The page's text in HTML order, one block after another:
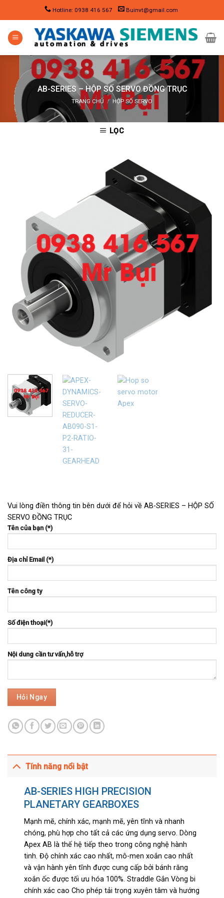
content
Hotline: 0938 416 567 Buinvt@gmail.com
AB-SERIES – HỘP SỐ SERVO ĐỒNG TRỤC
TRANG CHỦ / HỘP SỐ SERVO
LỌC
Vui lòng điền thông tin bên dưới để hỏi về AB-SERIES – HỘP SỐ
SERVO ĐỒNG TRỤC
Tên của bạn (*)
Địa chỉ Email (*)
Tên công ty
Số điện thoại(*)
Nội dung cần tư vấn,hỗ trợ
Tính năng nổi bật
AB-SERIES HIGH PRECISION
PLANETARY GEARBOXES
Mạnh mẽ, chính xác, mạnh mẽ, yên tĩnh và nhanh
chóng, phù hợp cho tất cả các ứng dụng servo. Dòng
Apex AB là thế hệ tiếp theo trong công nghệ hành
tinh. Độ chính xác cao nhất, mô-men xoắn cao nhất
và vận hành yên tĩnh được cung cấp bởi bánh răng
xoắn ốc được tối ưu hóa 100%. Straddle Gắn Vòng bi
chính xác cao Cho phép tải trọng xuyên tâm và hướng